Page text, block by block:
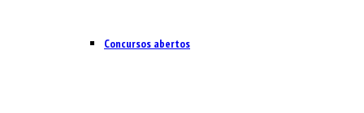
Concursos abertos